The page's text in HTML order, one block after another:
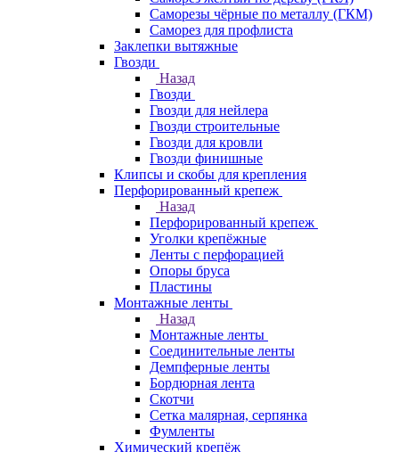
Саморезы чёрные по металлу (ГКМ)
Саморез для профлиста
Заклепки вытяжные
Гвозди
Назад
Гвозди
Гвозди для нейлера
Гвозди строительные
Гвозди для кровли
Гвозди финишные
Клипсы и скобы для крепления
Перфорированный крепеж
Назад
Перфорированный крепеж
Уголки крепёжные
Ленты с перфорацией
Опоры бруса
Пластины
Монтажные ленты
Назад
Монтажные ленты
Соединительные ленты
Демпферные ленты
Бордюрная лента
Скотчи
Сетка малярная, серпянка
Фумленты
Химический крепёж